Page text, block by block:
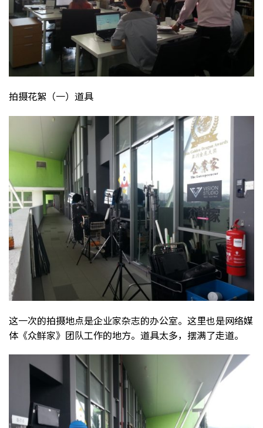
拍摄花絮（一）道具
这一次的拍摄地点是企业家杂志的办公室。这里也是网络媒
体《众鲜家》团队工作的地方。道具太多，摆满了走道。